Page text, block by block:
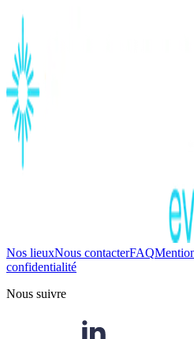
Nos lieuxNous contacterFAQ
confidentialité
Nous suivre